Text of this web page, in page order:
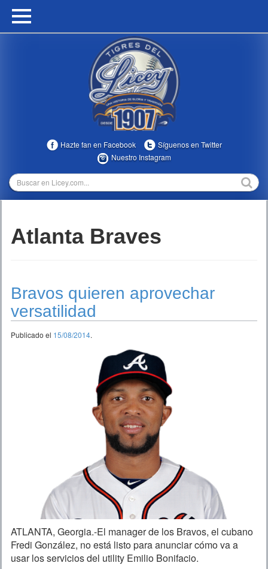
HOME
MULTIMEDIA
TEMPORADAS
Hazte fan en Facebook
Síguenos en Twitter
Nuestro Instagram
Atlanta Braves
Bravos quieren aprovechar
versatilidad
Publicado el 15/08/2014.
ATLANTA, Georgia.-El manager de los Bravos, el cubano
Fredi González, no está listo para anunciar cómo va a
usar los servicios del utility Emilio Bonifacio.